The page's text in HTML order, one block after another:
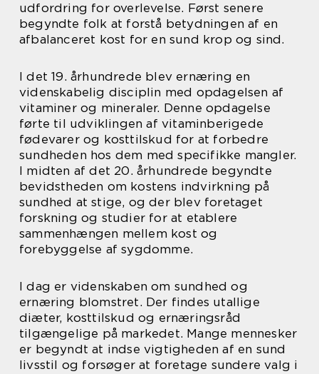
udfordring for overlevelse. Først senere
begyndte folk at forstå betydningen af en
afbalanceret kost for en sund krop og sind.
I det 19. århundrede blev ernæring en
videnskabelig disciplin med opdagelsen af
vitaminer og mineraler. Denne opdagelse
førte til udviklingen af vitaminberigede
fødevarer og kosttilskud for at forbedre
sundheden hos dem med specifikke mangler.
I midten af det 20. århundrede begyndte
bevidstheden om kostens indvirkning på
sundhed at stige, og der blev foretaget
forskning og studier for at etablere
sammenhængen mellem kost og
forebyggelse af sygdomme.
I dag er videnskaben om sundhed og
ernæring blomstret. Der findes utallige
diæter, kosttilskud og ernæringsråd
tilgængelige på markedet. Mange mennesker
er begyndt at indse vigtigheden af en sund
livsstil og forsøger at foretage sundere valg i